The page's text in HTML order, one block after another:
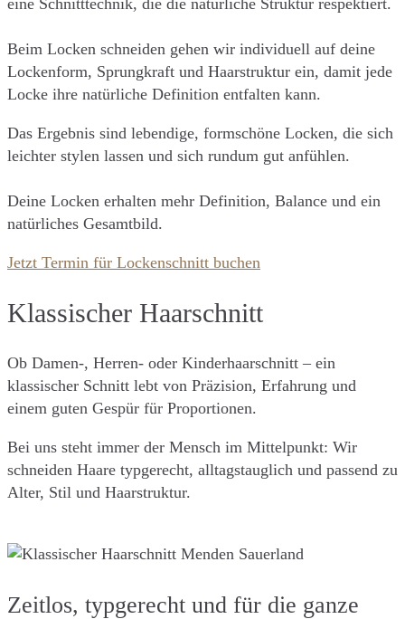
eine Schnitttechnik, die die natürliche Struktur respektiert.
Beim Locken schneiden gehen wir individuell auf deine
Lockenform, Sprungkraft und Haarstruktur ein, damit jede
Locke ihre natürliche Definition entfalten kann.
Das Ergebnis sind lebendige, formschöne Locken, die sich
leichter stylen lassen und sich rundum gut anfühlen.
Deine Locken erhalten mehr Definition, Balance und ein
natürliches Gesamtbild.
Jetzt Termin für Lockenschnitt buchen
Klassischer Haarschnitt
Ob Damen-, Herren- oder Kinderhaarschnitt – ein
klassischer Schnitt lebt von Präzision, Erfahrung und
einem guten Gespür für Proportionen.
Bei uns steht immer der Mensch im Mittelpunkt: Wir
schneiden Haare typgerecht, alltagstauglich und passend zu
Alter, Stil und Haarstruktur.
Zeitlos, typgerecht und für die ganze